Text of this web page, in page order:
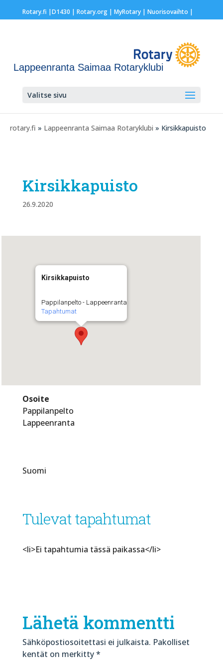
Rotary.fi |D1430 | Rotary.org| MyRotary | Nuorisovaihto |
Lappeenranta Saimaa Rotaryklubi
Valitse sivu
rotary.fi » Lappeenranta Saimaa Rotaryklubi » Kirsikkapuisto
Kirsikkapuisto
26.9.2020
Kirsikkapuisto
Pappilanpelto - Lappeenranta
Tapahtumat
Osoite
Pappilanpelto
Lappeenranta
Suomi
Tulevat tapahtumat
<li>Ei tapahtumia tässä paikassa</li>
Lähetä kommentti
Sähköpostiosoitettasi ei julkaista. Pakolliset
kentät on merkitty*